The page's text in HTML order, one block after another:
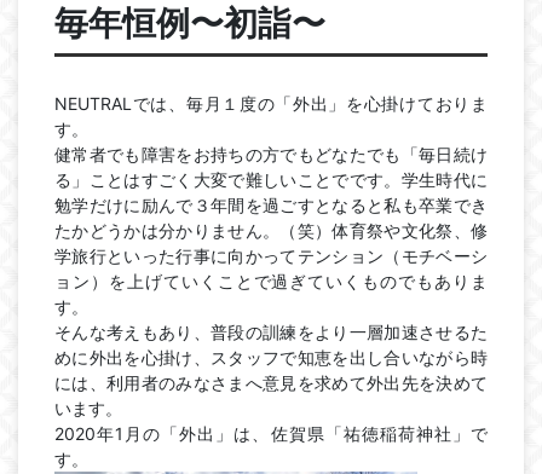
毎年恒例〜初詣〜
NEUTRALでは、毎月１度の「外出」を心掛けておりま
す。
健常者でも障害をお持ちの方でもどなたでも「毎日続け
る」ことはすごく大変で難しいことでです。学生時代に
勉学だけに励んで３年間を過ごすとなると私も卒業でき
たかどうかは分かりません。（笑）体育祭や文化祭、修
学旅行といった行事に向かってテンション（モチベーシ
ョン）を上げていくことで過ぎていくものでもありま
す。
そんな考えもあり、普段の訓練をより一層加速させるた
めに外出を心掛け、スタッフで知恵を出し合いながら時
には、利用者のみなさまへ意見を求めて外出先を決めて
います。
2020年1月の「外出」は、佐賀県「祐徳稲荷神社」で
す。